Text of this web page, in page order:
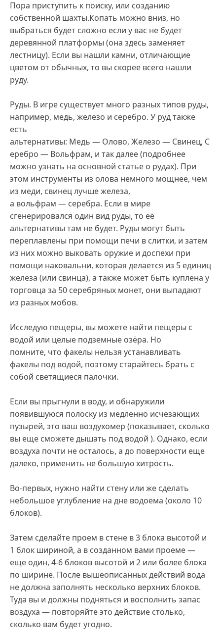
Пора приступить к поиску, или созданию
собственной шахты.Копать можно вниз, но
выбраться будет сложно если у вас не будет
деревянной платформы (она здесь заменяет
лестницу). Если вы нашли камни, отличающие
цветом от обычных, то вы скорее всего нашли
руду.
Руды. В игре существует много разных типов руды,
например, медь, железо и серебро. У руд также
есть
альтернативы: Медь — Олово, Железо — Свинец, С
еребро — Вольфрам, и так далее (подробнее
можно узнать на основной статье о рудах). При
этом инструменты из олова немного мощнее, чем
из меди, свинец лучше железа,
а вольфрам — серебра. Если в мире
сгенерировался один вид руды, то её
альтернативы там не будет. Руды могут быть
переплавлены при помощи печи в слитки, и затем
из них можно выковать оружие и доспехи при
помощи наковальни, которая делается из 5 единиц
железа (или свинца), а также может быть куплена у
торговца за 50 серебряных монет, они выпадают
из разных мобов.
Исследую пещеры, вы можете найти пещеры с
водой или целые подземные озёра. Но
помните, что факелы нельзя устанавливать
факелы под водой, поэтому старайтесь брать с
собой светящиеся палочки.
Если вы прыгнули в воду, и обнаружили
появившуюся полоску из медленно исчезающих
пузырей, это ваш воздухомер (показывает, сколько
вы еще сможете дышать под водой ). Однако, если
воздуха почти не осталось, а до поверхности еще
далеко, применить не большую хитрость.
Во-первых, нужно найти стену или же сделать
небольшое углубление на дне водоема (около 10
блоков).
Затем сделайте проем в стене в 3 блока высотой и
1 блок шириной, а в созданном вами проеме —
еще один, 4-6 блоков высотой и 2 или более блока
по ширине. После вышеописанных действий вода
не должна заполнять несколько верхних блоков.
Туда вы и должны подняться и восполнить запас
воздуха — повторяйте это действие столько,
сколько вам будет угодно.